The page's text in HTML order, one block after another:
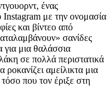
ένας
με την ονομασία
και βίντεο από
σανίδες
για μια θαλάσσια
σε πολλά περιστατικά
ροκανίζει αμείλικτα μια
που τον έριξε στη